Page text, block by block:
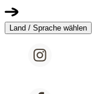
Land / Sprache wählen